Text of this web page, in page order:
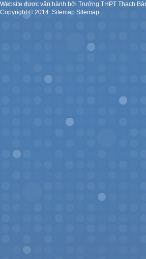
Website được vận hành bởi Trường THPT Thạch
Copyright © 2014. Sitemap Sitemap